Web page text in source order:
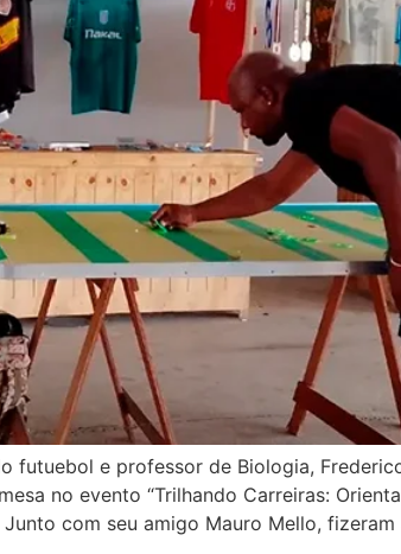
futuebol e professor de Biologia,
no evento “Trilhando Carreiras:
com seu amigo Mauro Mello,